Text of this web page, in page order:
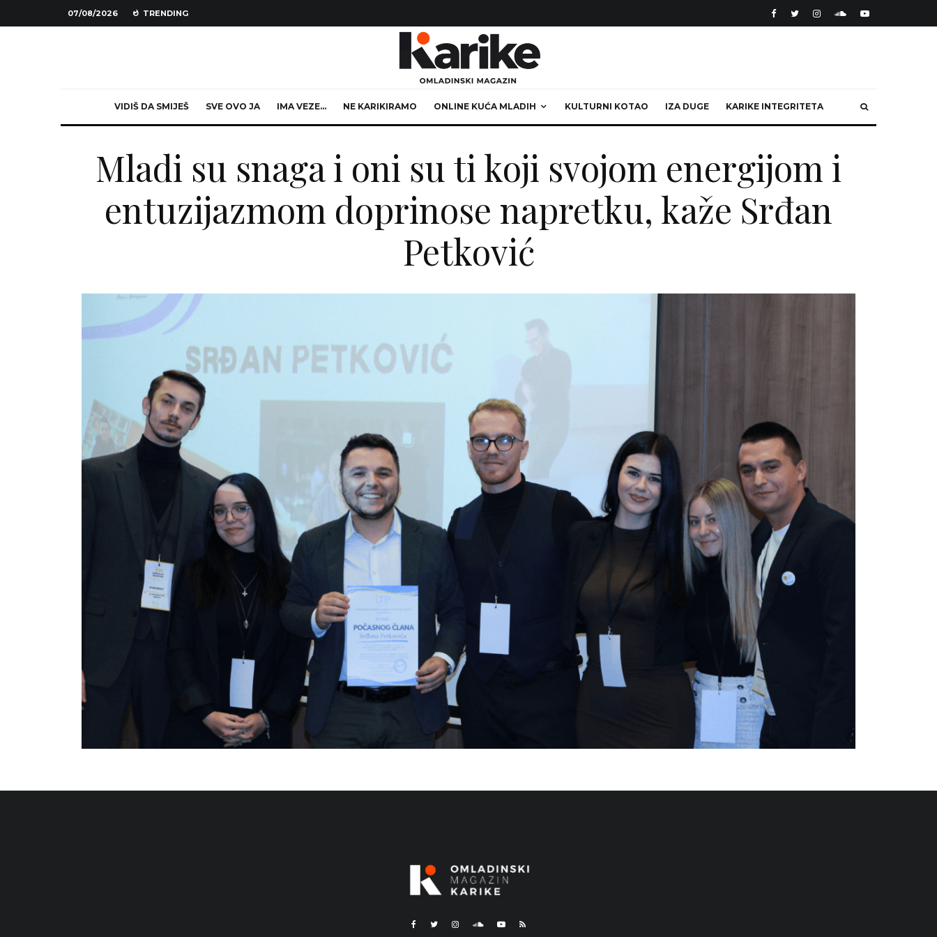
07/08/2026 TRENDING
VIDIŠ DA SMIJEŠ SVE OVO JA IMA VEZE… NE KARIKIRAMO ONLINE KUĆA MLADIH KULTURNI KOTAO IZA DUGE KARIKE INTEGRITETA
Mladi su snaga i oni su ti koji svojom energijom i
entuzijazmom doprinose napretku, kaže Srđan
Petković